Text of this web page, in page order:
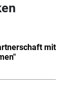
mit